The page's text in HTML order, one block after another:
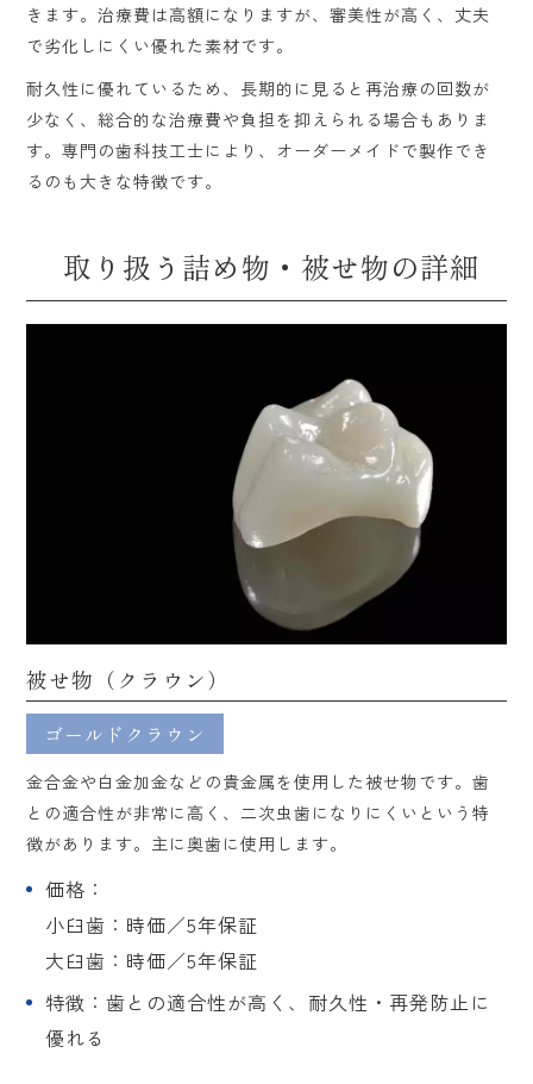
きます。治療費は高額になりますが、審美性が高く、丈夫
で劣化しにくい優れた素材です。
耐久性に優れているため、長期的に見ると再治療の回数が
少なく、総合的な治療費や負担を抑えられる場合もありま
す。専門の歯科技工士により、オーダーメイドで製作でき
るのも大きな特徴です。
取り扱う詰め物・被せ物の詳細
被せ物（クラウン）
ゴールドクラウン
金合金や白金加金などの貴金属を使用した被せ物です。歯
との適合性が非常に高く、二次虫歯になりにくいという特
徴があります。主に奥歯に使用します。
価格：
小臼歯：時価／5年保証
大臼歯：時価／5年保証
特徴：歯との適合性が高く、耐久性・再発防止に
優れる